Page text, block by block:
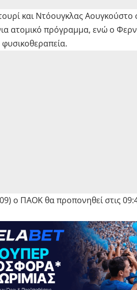
και Ντόουγκλας Αουγκούστο
ατομικό πρόγραμμα, ενώ ο
ο ΠΑΟΚ θα προπονηθεί στις